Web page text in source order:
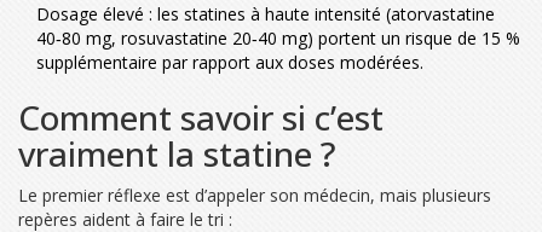
Dosage élevé : les statines à haute intensité (atorvastatine
40‑80 mg, rosuvastatine 20‑40 mg) portent un risque de 15 %
supplémentaire par rapport aux doses modérées.
Comment savoir si c’est
vraiment la statine ?
Le premier réflexe est d’appeler son médecin, mais plusieurs
repères aident à faire le tri :